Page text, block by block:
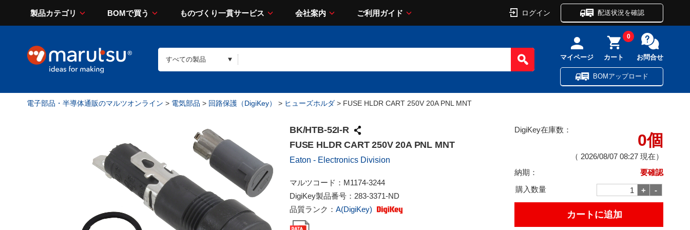
製品カテゴリ BOMで買う ものづくり一貫サービス 会社案内 ご利用ガイド ログイン 配送状況を確認
マイページ カート
0
お問合せ
BOMアップロード
電子部品・半導体通販のマルツオンライン > 電気部品 > 回路保護（DigiKey） > ヒューズホルダ > FUSE HLDR CART 250V 20A PNL MNT
BK/HTB-52I-R
FUSE HLDR CART 250V 20A PNL MNT
Eaton - Electronics Division
マルツコード： M1174-3244
DigiKey製品番号： 283-3371-ND
品質ランク： A(DigiKey)
DigiKey在庫数：
0個
（ 2026/08/07 08:27 現在）
納期：
要確認
購入数量